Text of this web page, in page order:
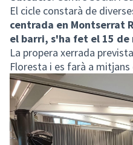
El cicle constarà de
centrada en Montserrat
el barri, s'ha fet el 15 de
La propera xerrada
Floresta i es farà a